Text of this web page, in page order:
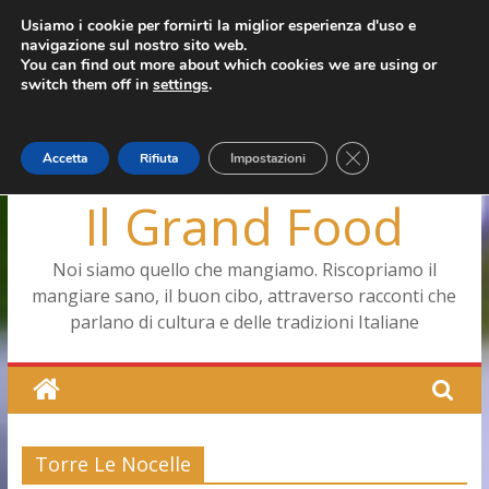
Salta
contenuto
giovedì, Agosto 6, 2026
Ultimo: Pizza a Corte
Menopausa, una forma smagliante senza età
Capodimonte, ritorna la tavola di corte
Il Grand Food
Noi siamo quello che mangiamo. Riscopriamo il
mangiare sano, il buon cibo, attraverso racconti che
parlano di cultura e delle tradizioni Italiane
Torre Le Nocelle
Usiamo i cookie per fornirti la miglior esperienza d'uso e
navigazione sul nostro sito web.
You can find out more about which cookies we are using or
switch them off in settings.
Accetta Rifiuta Impostazioni Close GDPR